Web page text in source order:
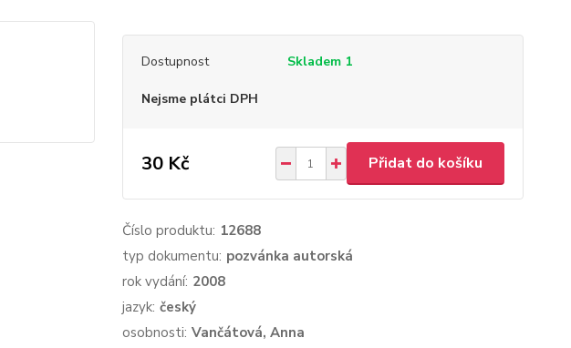
Dostupnost Skladem 1
Nejsme plátci DPH
30 Kč Přidat do košíku
Číslo produktu: 12688
typ dokumentu: pozvánka autorská
rok vydání: 2008
jazyk: český
osobnosti: Vančátová, Anna